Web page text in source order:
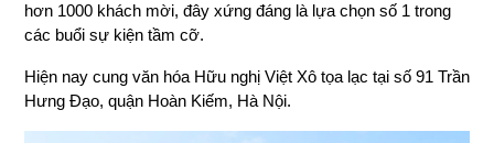
hơn 1000 khách mời, đây xứng đáng là lựa chọn số 1 trong
các buổi sự kiện tầm cỡ.
Hiện nay cung văn hóa Hữu nghị Việt Xô tọa lạc tại số 91 Trần
Hưng Đạo, quận Hoàn Kiếm, Hà Nội.